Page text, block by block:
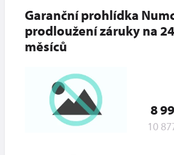
Garanční prohlídka
prodloužení záruky na 24
měsíců
8
10